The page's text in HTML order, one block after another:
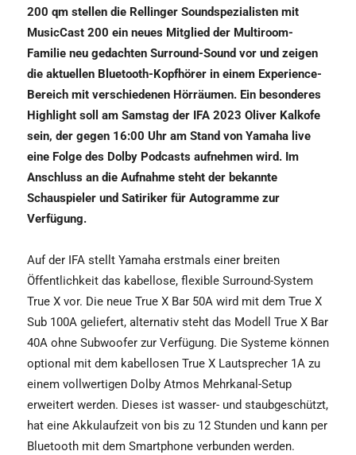
200 qm stellen die Rellinger Soundspezialisten mit
MusicCast 200 ein neues Mitglied der Multiroom-
Familie neu gedachten Surround-Sound vor und zeigen
die aktuellen Bluetooth-Kopfhörer in einem Experience-
Bereich mit verschiedenen Hörräumen. Ein besonderes
Highlight soll am Samstag der IFA 2023 Oliver Kalkofe
sein, der gegen 16:00 Uhr am Stand von Yamaha live
eine Folge des Dolby Podcasts aufnehmen wird. Im
Anschluss an die Aufnahme steht der bekannte
Schauspieler und Satiriker für Autogramme zur
Verfügung.
Auf der IFA stellt Yamaha erstmals einer breiten
Öffentlichkeit das kabellose, flexible Surround-System
True X vor. Die neue True X Bar 50A wird mit dem True X
Sub 100A geliefert, alternativ steht das Modell True X Bar
40A ohne Subwoofer zur Verfügung. Die Systeme können
optional mit dem kabellosen True X Lautsprecher 1A zu
einem vollwertigen Dolby Atmos Mehrkanal-Setup
erweitert werden. Dieses ist wasser- und staubgeschützt,
hat eine Akkulaufzeit von bis zu 12 Stunden und kann per
Bluetooth mit dem Smartphone verbunden werden.